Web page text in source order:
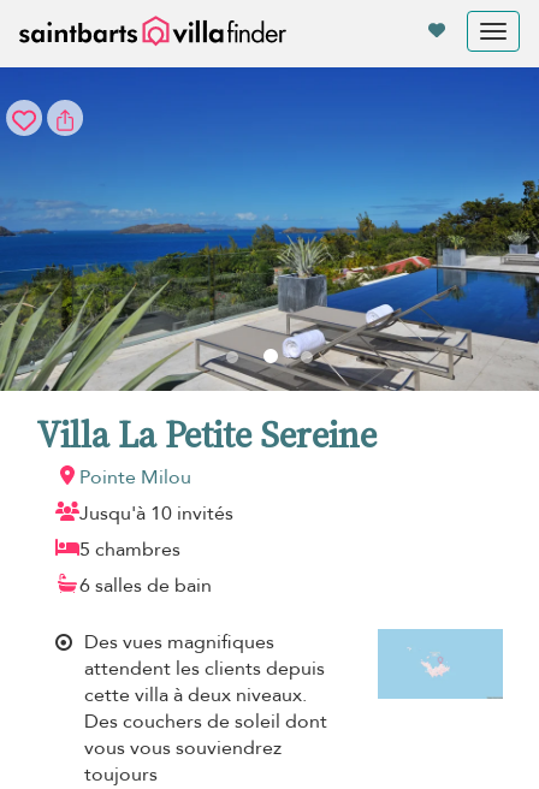
Villa La Petite Sereine
Pointe Milou
Jusqu'à 10 invités
5 chambres
6 salles de bain
Des vues magnifiques
attendent les clients depuis
cette villa à deux niveaux.
Des couchers de soleil dont
vous vous souviendrez
toujours
Vos paramètres de cookies